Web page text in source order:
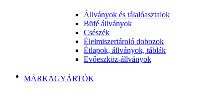
Állványok és tálalóasztalok
Büfé állványok
Csészék
Élelmiszertároló dobozok
Étlapok, állványok, táblák
Evőeszköz-állványok
MÁRKAGYÁRTÓK